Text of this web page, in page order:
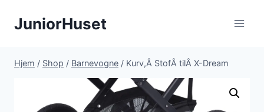
JuniorHuset
Hjem / Shop / Barnevogne / Kurv,Â StofÂ tilÂ X-Dream